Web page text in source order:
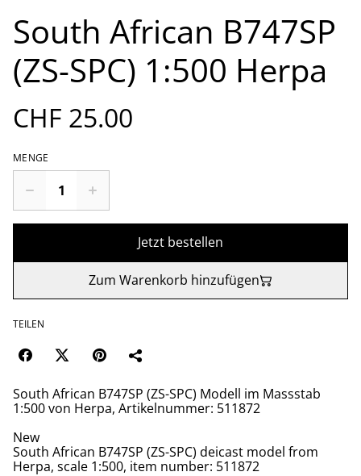
South African B747SP
(ZS-SPC) 1:500 Herpa
CHF 25.00
MENGE
Jetzt bestellen
Zum Warenkorb hinzufügen
TEILEN
South African B747SP (ZS-SPC) Modell im Massstab
1:500 von Herpa, Artikelnummer: 511872
New
South African B747SP (ZS-SPC) deicast model from
Herpa, scale 1:500, item number: 511872